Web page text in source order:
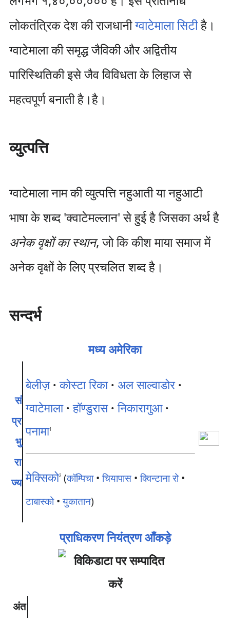
लोकतंत्रिक देश की राजधानीग्वाटेमाला सिटीहै।
ग्वाटेमाला की समृद्ध जैविकी और अद्वितीय
पारिस्थितिकी इसे जैव विविधता के लिहाज से
महत्वपूर्ण बनाती है।है।
व्युत्पत्ति
ग्वाटेमाला नाम की व्युत्पत्ति नहुआती या नहुआटी
भाषा के शब्द 'क्वाटेमल्लान' से हुई है जिसका अर्थ है
अनेक वृक्षों का स्थान, जो कि कीश माया समाज में
अनेक वृक्षों के लिए प्रचलित शब्द है।
सन्दर्भ
मध्य अमेरिका
सं
प्र
भु
रा
ज्य
बेलीज़ · कोस्टा रिका · अल साल्वाडोर ·
ग्वाटेमाला · हॉण्डुरास · निकारागुआ ·
पनामा1
मेक्सिको2(कॉम्पिचा•चियापास•क्विन्टाना रो•
टाबास्को•युकातान)
प्राधिकरण नियंत्रण आँकड़े
अंत